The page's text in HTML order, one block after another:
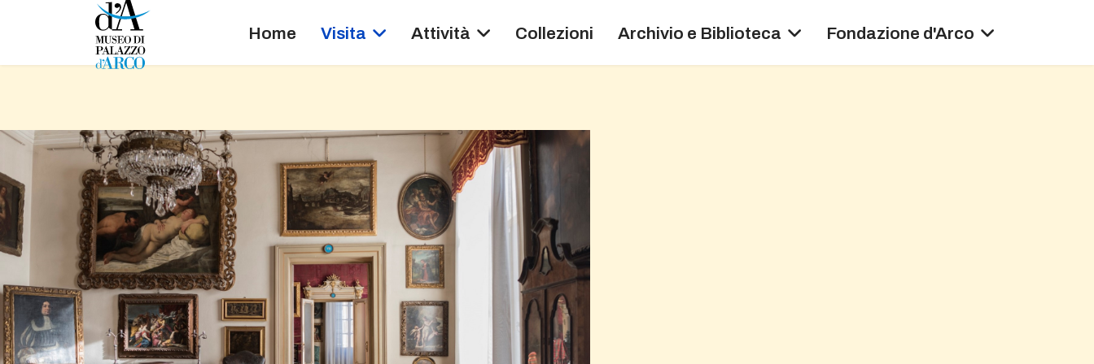
Home Visita Attività Collezioni Archivio e Biblioteca Fondazione d'Arco